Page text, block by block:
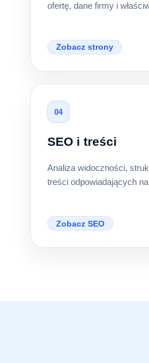
ofertę, dane firmy i
Zobacz strony
04
SEO i treści
Analiza widoczności,
treści odpowiadających
Zobacz SEO